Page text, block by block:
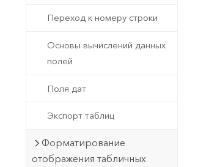
Переход к номеру строки
Основы вычислений данных
полей
Поля дат
Экспорт таблиц
Форматирование
отображения табличных